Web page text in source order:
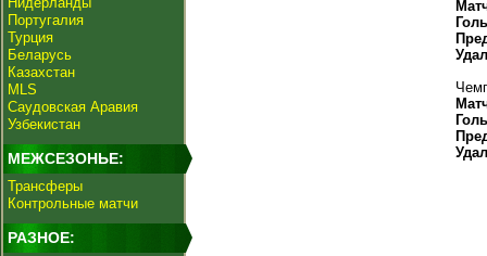
Португалия
Турция
Беларусь
Казахстан
MLS
Саудовская Аравия
Узбекистан
МЕЖСЕЗОНЬЕ:
Трансферы
Контрольные матчи
РАЗНОЕ: